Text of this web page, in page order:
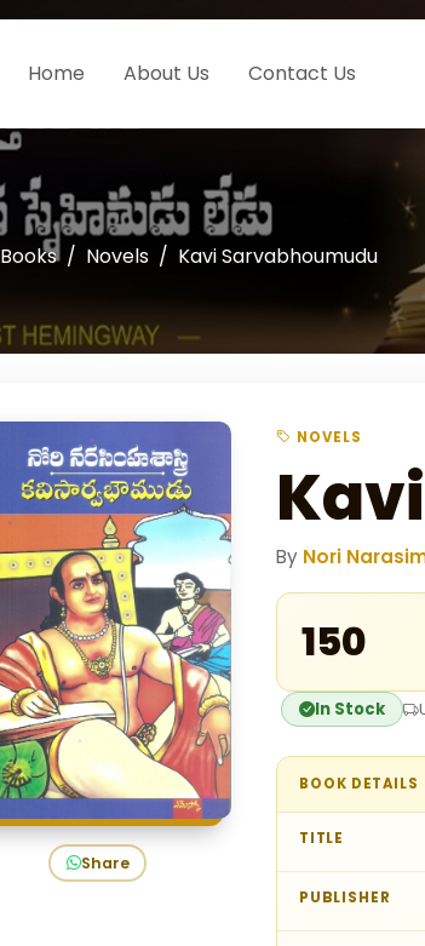
Home About Us Contact Us
Books Novels Kavi Sarvabhoumudu
Share
NOVELS
By Nori
₹150
In Stock
BOOK DETAILS
TITLE
PUBLISHER